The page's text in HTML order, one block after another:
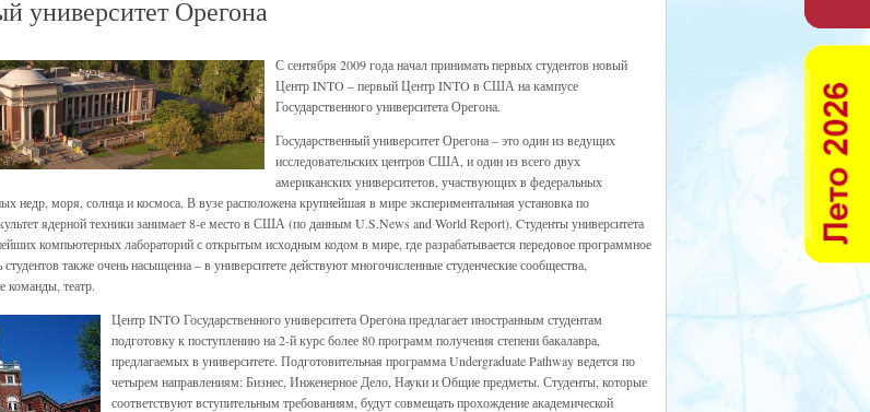
университет Орегона
С сентября 2009 года начал принимать первых студентов новый
Центр INTO – первый Центр INTO в США на кампусе
Государственного университета Орегона.
Государственный университет Орегона – это один из ведущих
исследовательских центров США, и один из всего двух
американских университетов, участвующих в федеральных
недр, моря, солнца и космоса. В вузе расположена крупнейшая в мире экспериментальная установка по
ядерной техники занимает 8-е место в США (по данным U.S.News and World Report). Cтуденты университета
компьютерных лабораторий с открытым исходным кодом в мире, где разрабатывается передовое программное
также очень насыщенна – в университете действуют многочисленные студенческие сообщества,
команды, театр.
Центр INTO Государственного университета Орегона предлагает иностранным студентам
подготовку к поступлению на 2-й курс более 80 программ получения степени бакалавра,
предлагаемых в университете. Подготовительная программа Undergraduate Pathway ведется по
четырем направлениям: Бизнес, Инженерное Дело, Науки и Общие предметы. Студенты, которые
соответствуют вступительным требованиям, будут совмещать прохождение академической